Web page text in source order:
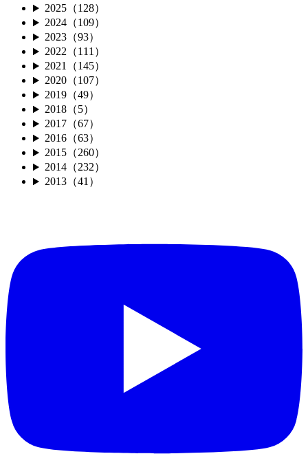
2025（128）
2024（109）
2023（93）
2022（111）
2021（145）
2020（107）
2019（49）
2018（5）
2017（67）
2016（63）
2015（260）
2014（232）
2013（41）